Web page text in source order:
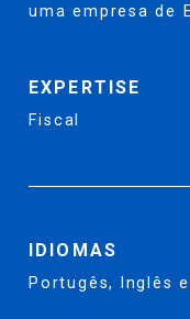
uma empresa de
EXPERTISE
Fiscal
IDIOMAS
Portugês, Inglês